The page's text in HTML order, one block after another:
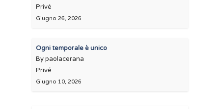
Privé
Giugno 26, 2026
Ogni temporale è unico
By paolacerana
Privé
Giugno 10, 2026